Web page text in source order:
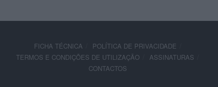
FICHA TÉCNICA
POLÍTICA DE PRIVACIDADE
TERMOS E CONDIÇÕES DE UTILIZAÇÃO
ASSINATURAS
CONTACTOS